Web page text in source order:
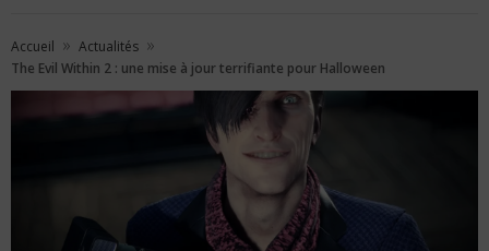
Accueil » Actualités »
The Evil Within 2 : une mise à jour terrifiante pour Halloween